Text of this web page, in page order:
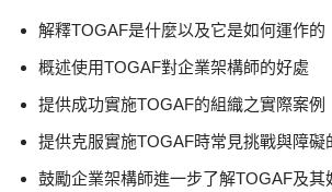
解釋TOGAF是什麼以及它是如何運作的
概述使用TOGAF對企業架構師的好處
提供成功實施TOGAF的組織之實際案例
提供克服實施TOGAF時常見挑戰與障礙
鼓勵企業架構師進一步了解TOGAF及其